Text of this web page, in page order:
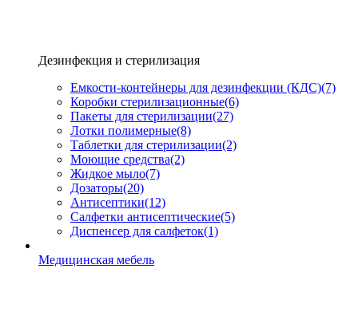
Дезинфекция и стерилизация
Емкости-контейнеры для дезинфекции (КДС)(7)
Коробки стерилизационные(6)
Пакеты для стерилизации(27)
Лотки полимерные(8)
Таблетки для стерилизации(2)
Моющие средства(2)
Жидкое мыло(7)
Дозаторы(20)
Антисептики(12)
Салфетки антисептические(5)
Диспенсер для салфеток(1)
Медицинская мебель